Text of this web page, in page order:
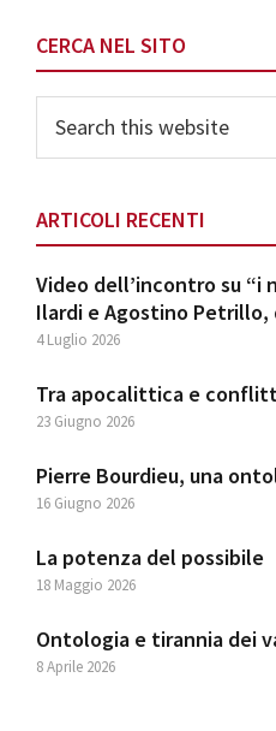
Primary
Sidebar
CERCA NEL SITO
this
ARTICOLI RECENTI
Video dell’incontro su “i
Ilardi e Agostino
4 Luglio 2026
Tra apocalittica e
23 Giugno 2026
Pierre Bourdieu, una
16 Giugno 2026
La potenza del possibile
18 Maggio 2026
Ontologia e tirannia dei
8 Aprile 2026